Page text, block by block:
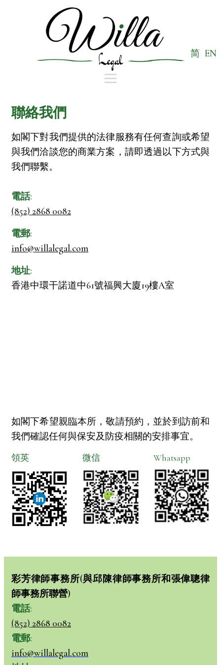
简 EN
聯絡我們
如閣下對我們提供的法律服務有任何查詢或希望
與我們洽談您的商業方案，請即透過以下方式與
我們聯繫。
電話:
(852) 2868 0082
電郵:
info@willalegal.com
地址:
香港中環干諾道中61號福興大廈19樓A室
如閣下希望親臨本所，敬請預約，並於到訪前和
我們確認任何與保安及防疫相關的安排事宜。
領英 微信 Whatsapp
彩芳律師事務所(與邱陳律師事務所和張偉聰律
師事務所聯營)
電話:
(852) 2868 0082
電郵:
info@willalegal.com